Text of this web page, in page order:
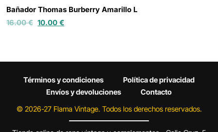
Bañador Thomas Burberry Amarillo L
16.00€ 10.00€
Términos y condiciones
Política de privacidad
Envíos y devoluciones
Contacto
© 2026-27 Flama Vintage. Todos los derechos reservados.